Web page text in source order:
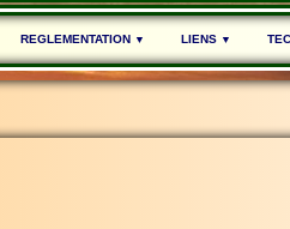
REGLEMENTATION ▼ LIENS ▼